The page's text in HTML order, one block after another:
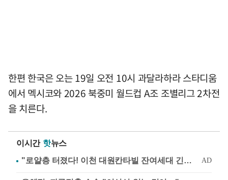
한편 한국은 오는 19일 오전 10시 과달라하라 스타디움
에서 멕시코와 2026 북중미 월드컵 A조 조별리그 2차전
을 치른다.
이시간 핫뉴스